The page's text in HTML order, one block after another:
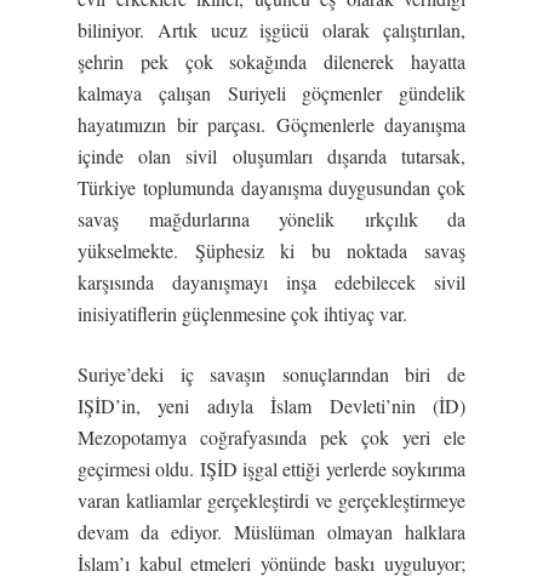
biliniyor. Artık ucuz işgücü olarak çalıştırılan,
şehrin pek çok sokağında dilenerek hayatta
kalmaya çalışan Suriyeli göçmenler gündelik
hayatımızın bir parçası. Göçmenlerle dayanışma
içinde olan sivil oluşumları dışarıda tutarsak,
Türkiye toplumunda dayanışma duygusundan çok
savaş mağdurlarına yönelik ırkçılık da
yükselmekte. Şüphesiz ki bu noktada savaş
karşısında dayanışmayı inşa edebilecek sivil
inisiyatiflerin güçlenmesine çok ihtiyaç var.
Suriye’deki iç savaşın sonuçlarından biri de
IŞİD’in, yeni adıyla İslam Devleti’nin (İD)
Mezopotamya coğrafyasında pek çok yeri ele
geçirmesi oldu. IŞİD işgal ettiği yerlerde soykırıma
varan katliamlar gerçekleştirdi ve gerçekleştirmeye
devam da ediyor. Müslüman olmayan halklara
İslam’ı kabul etmeleri yönünde baskı uyguluyor;